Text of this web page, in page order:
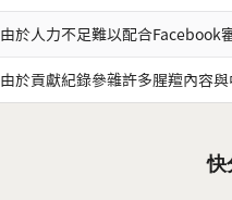
由於人力不足難以配合Facebook
由於貢獻紀錄參雜許多腥羶內容
快